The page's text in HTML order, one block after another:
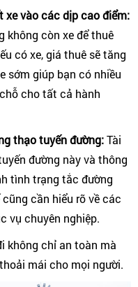
vào các dịp cao điểm:
không còn xe để thuê
có xe, giá thuê sẽ tăng
sớm giúp bạn có nhiều
cho tất cả hành
thạo tuyến đường:Tài
đường này và thông
tình trạng tắc đường
cần hiểu rõ về các
vụ chuyên nghiệp.
không chỉ an toàn mà
mái cho mọi người.